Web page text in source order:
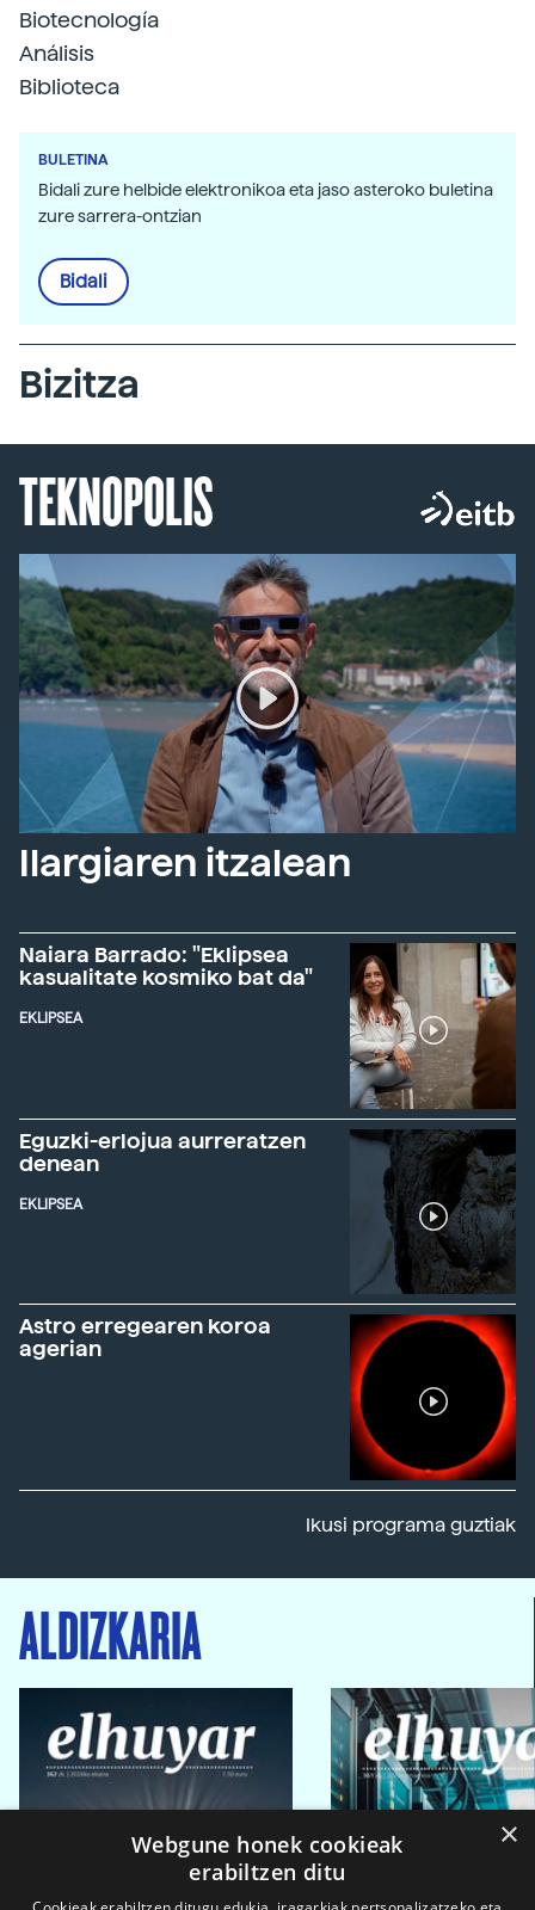
Biotecnología
Análisis
Biblioteca
BULETINA
Bidali zure helbide elektronikoa eta jaso asteroko buletina
zure sarrera-ontzian
Bidali
Bizitza
TEKNOPOLIS
Ilargiaren itzalean
Naiara Barrado: "Eklipsea
kasualitate kosmiko bat da"
EKLIPSEA
Eguzki-erlojua aurreratzen
denean
EKLIPSEA
Astro erregearen koroa
agerian
Ikusi programa guztiak
ALDIZKARIA
×
Webgune honek cookieak
erabiltzen ditu